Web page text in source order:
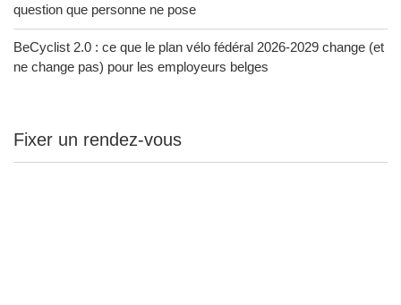
question que personne ne pose
BeCyclist 2.0 : ce que le plan vélo fédéral 2026-2029 change (et
ne change pas) pour les employeurs belges
Fixer un rendez-vous